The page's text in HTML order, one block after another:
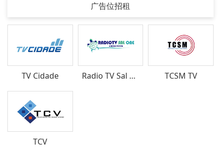
广告位招租
TV Cidade Radio TV Sal One TCSM TV
TCV